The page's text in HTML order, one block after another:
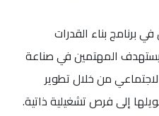
برنامج بناء القدرات
المهتمين في صناعة
من خلال تطوير
إلى فرص تشغيلية ذاتية.